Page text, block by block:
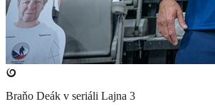
Braňo Deák v seriáli Lajna 3